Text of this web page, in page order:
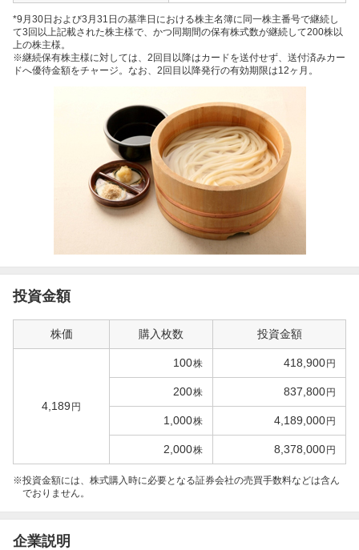
*9月30日および3月31日の基準日における株主名簿に同一株主番号で継続し
て3回以上記載された株主様で、かつ同期間の保有株式数が継続して200株以
上の株主様。
※継続保有株主様に対しては、2回目以降はカードを送付せず、送付済みカー
ドへ優待金額をチャージ。なお、2回目以降発行の有効期限は12ヶ月。
投資金額
株価 購入枚数 投資金額
4,189 円
100株 418,900円
200株 837,800円
1,000株 4,189,000円
2,000株 8,378,000円
投資金額には、株式購入時に必要となる証券会社の売買手数料などは含ん
でおりません。
企業説明